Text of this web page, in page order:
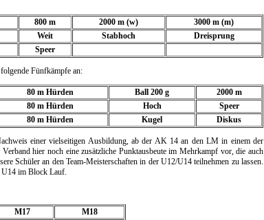
800 m 2000 m (w)
3000 m (m)
Weit Stabhoch
Dreisprung
Speer
Fünfkämpfe an:
80 m Hürden Ball 200 g
2000 m
80 m Hürden Hoch
Speer
80 m Hürden Kugel Diskus
einer vielseitigen Ausbildung, ab der AK 14 an den LM in einem der
hier noch eine zusätzliche Punktausbeute im Mehrkampf vor, die auch
Schüler an den Team-Meisterschaften in der U12/U14 teilnehmen zu lassen.
U14 im Block Lauf.
M17
M18